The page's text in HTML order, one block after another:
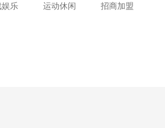
乐 运动休闲 招商加盟